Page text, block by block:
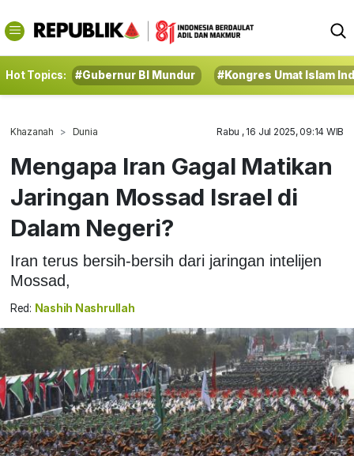
Hot Topics: #Gubernur BI Mundur #Kongres Umat Islam
Khazanah Dunia Rabu , 16 Jul 2025, 09:14 WIB
Mengapa Iran Gagal Matikan
Jaringan Mossad Israel di
Dalam Negeri?
Iran terus bersih-bersih dari jaringan intelijen
Mossad,
Red: Nashih Nashrullah